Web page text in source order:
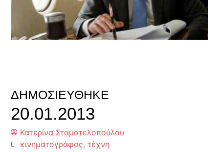
ΔΗΜΟΣΙΕΎΘΗΚΕ
20.01.2013
Κατερίνα Σταματελοπούλου
κινηματογράφος,τέχνη